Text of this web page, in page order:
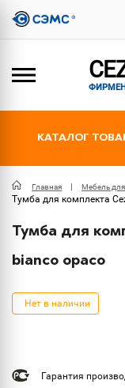
КАТАЛОГ
Главная Мебель
Тумба для комплекта
Тумба для
bianco opaco
Нет в наличии
Гарантия